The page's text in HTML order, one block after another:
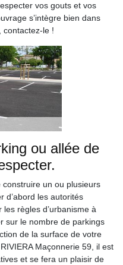
vos gouts et vos
s’intègre bien dans
contactez-le !
ou allée de
un ou plusieurs
d’abord les autorités
règles d’urbanisme à
sur le nombre de parkings
de la surface de votre
Maçonnerie 59, il est
et se fera un plaisir de